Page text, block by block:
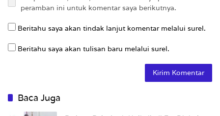
peramban ini untuk komentar saya berikutnya.
Beritahu saya akan tindak lanjut komentar melalui surel.
Beritahu saya akan tulisan baru melalui surel.
Baca Juga